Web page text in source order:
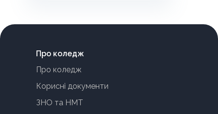
Про коледж
Про коледж
Корисні документи
ЗНО та НМТ